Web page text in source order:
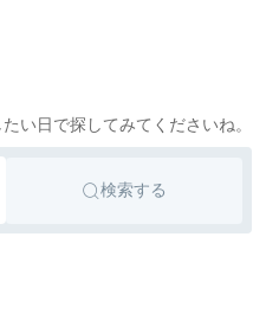
い日で探してみてくださいね。
検索する